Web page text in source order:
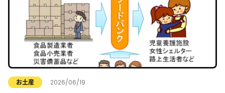
お土産 2026/06/19